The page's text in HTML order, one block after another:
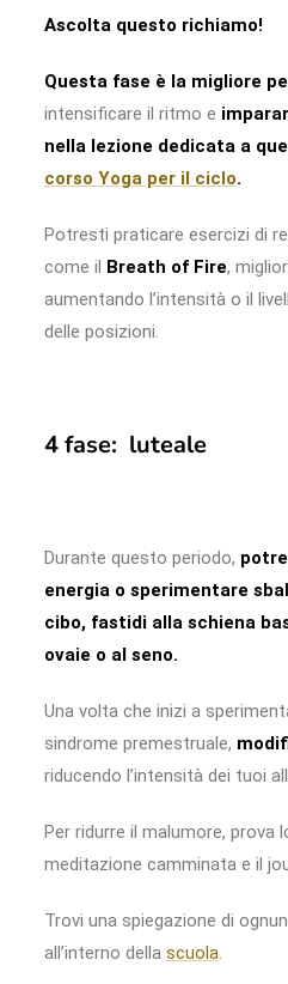
Ascolta questo richiamo!
Questa fase è la migliore
intensificare il ritmo e
nella lezione dedicata a
corso Yoga per il ciclo.
Potresti praticare esercizi di
come il Breath of Fire,
aumentando l’intensità o il
delle posizioni.
4 fase: luteale
Durante questo periodo,
energia o sperimentare
cibo, fastidi alla schiena
ovaie o al seno.
Una volta che inizi a
sindrome premestruale,
riducendo l’intensità dei tuoi
Per ridurre il malumore, prova
meditazione camminata e il
Trovi una spiegazione di
all’interno della scuola.